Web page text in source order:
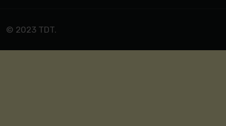
© 2023 TDT.